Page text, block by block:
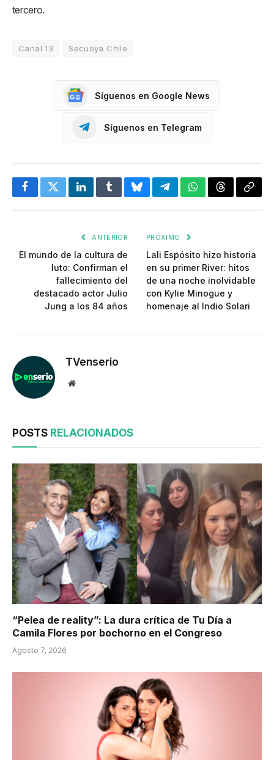
tercero.
Canal 13 Secuoya Chile
Síguenos en Google News
Síguenos en Telegram
FacebookTwitterLinkedInTumblrBlueskyTelegramWhatsApp
Threads
ANTERIOR
El mundo de la cultura de
luto: Confirman el
fallecimiento del
destacado actor Julio
Jung a los 84 años
PRÓXIMO
Lali Espósito hizo historia
en su primer River: hitos
de una noche inolvidable
con Kylie Minogue y
homenaje al Indio Solari
TVenserio
Website
POSTS RELACIONADOS
“Pelea de reality”: La dura crítica de Tu Día a
Camila Flores por bochorno en el Congreso
Agosto 7, 2026